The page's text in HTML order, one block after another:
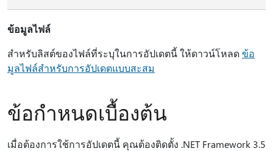
ข้อมูลไฟล์
สําหรับลิสต์ของไฟล์ที่ระบุในการอัปเดตนี้ ให้ดาวน์โหลดข้อ
มูลไฟล์สําหรับการอัปเดตแบบสะสม
ข้อกำหนดเบื้องต้น
เมื่อต้องการใช้การอัปเดตนี้ คุณต้องติดตั้ง .NET Framework 3.5